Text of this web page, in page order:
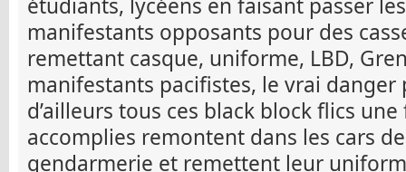
étudiants, lycéens en faisant passer
manifestants opposants pour des
remettant casque, uniforme, LBD,
manifestants pacifistes, le vrai danger
d’ailleurs tous ces black block flics
accomplies remontent dans les cars
gendarmerie et remettent leur